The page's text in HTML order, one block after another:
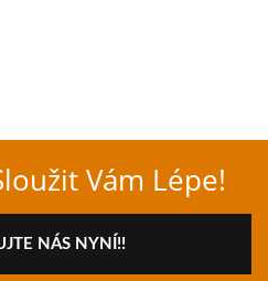
Vám Lépe!
NÁS NYNÍ!!